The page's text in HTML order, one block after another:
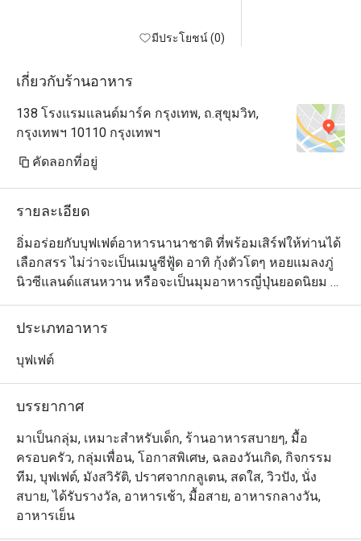
มีประโยชน์ (0)
เกี่ยวกับร้านอาหาร
138 โรงแรมแลนด์มาร์ค กรุงเทพ, ถ.สุขุมวิท,
กรุงเทพฯ 10110 กรุงเทพฯ
คัดลอกที่อยู่
รายละเอียด
อิ่มอร่อยกับบุฟเฟต์อาหารนานาชาติ ที่พร้อมเสิร์ฟให้ท่านได้
เลือกสรร ไม่ว่าจะเป็นเมนูซีฟู้ด อาทิ กุ้งตัวโตๆ หอยแมลงภู่
นิวซีแลนด์แสนหวาน หรือจะเป็นมุมอาหารญี่ปุ่นยอดนิยม
อาหารไทยรสจัด มุมสลัดสดอร่อย เพลิดเพลินกับเมนูพาสต้า
ปรุงร้อนๆ ตามสั่ง ให้ท่านได้เลือกลิ้มลอง ด้านเมนูของหวาน
เมด น้ำพุช็อคโกแลต และผลไม้สดไว้รอต้อนรับ บรรยากาศ
曼谷龙马酒店中庭自助餐厅独创的国际菜式,全新专业厨师
团队现场给你现煮亚拉斯加大虾海贝类等... 尤其是不能错
过美味迷人的饭后甜品，例如大理石纹蛋糕，意大利奶油
布丁，喷泉巧克力和泰国时令水果，林林总总，应有尽有
ประเภทอาหาร
บุฟเฟต์
บรรยากาศ
มาเป็นกลุ่ม, เหมาะสำหรับเด็ก, ร้านอาหารสบายๆ, มื้อ
ครอบครัว, กลุ่มเพื่อน, โอกาสพิเศษ, ฉลองวันเกิด, กิจกรรม
ทีม, บุฟเฟต์, มังสวิรัติ, ปราศจากกลูเตน, สดใส, วิวปัง, นั่ง
สบาย, ได้รับรางวัล, อาหารเช้า, มื้อสาย, อาหารกลางวัน,
อาหารเย็น